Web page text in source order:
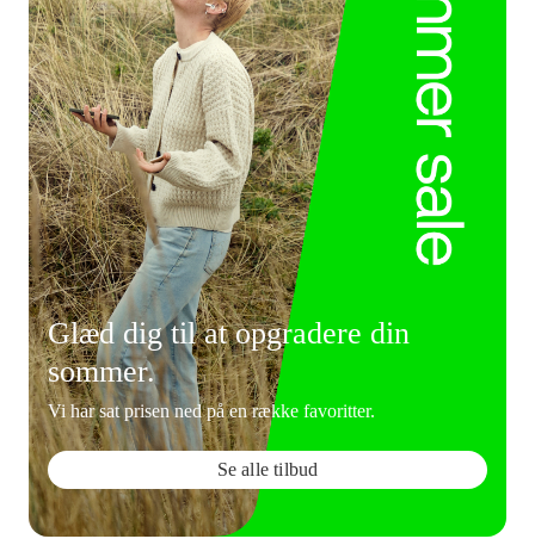
Glæd dig til at opgradere din
sommer.
Vi har sat prisen ned på en række favoritter.
Se alle tilbud